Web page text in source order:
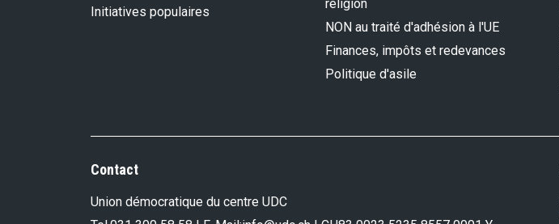
Initiatives populaires
religion
NON au traité d'adhésion à l'UE
Finances, impôts et redevances
Politique d'asile
Contact
Union démocratique du centre UDC